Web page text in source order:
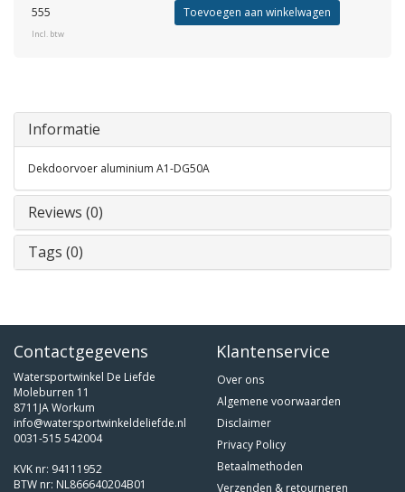
555
Incl. btw
Toevoegen aan winkelwagen
Informatie
Dekdoorvoer aluminium A1-DG50A
Reviews (0)
Tags (0)
Contactgegevens
Watersportwinkel De Liefde
Moleburren 11
8711JA Workum
info@watersportwinkeldeliefde.nl
0031-515 542004
KVK nr: 94111952
BTW nr: NL866640204B01
Klantenservice
Over ons
Algemene voorwaarden
Disclaimer
Privacy Policy
Betaalmethoden
Verzenden & retourneren